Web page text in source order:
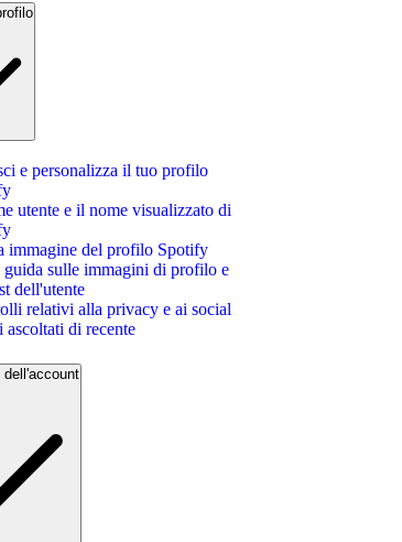
e personalizza il tuo profilo
utente e il nome visualizzato di
immagine del profilo Spotify
guida sulle immagini di profilo e
dell'utente
relativi alla privacy e ai social
ascoltati di recente
dell'account